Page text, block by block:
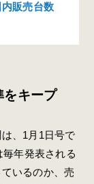
販売台数
をキープ
、1月1日号で
年発表される
いるのか、売